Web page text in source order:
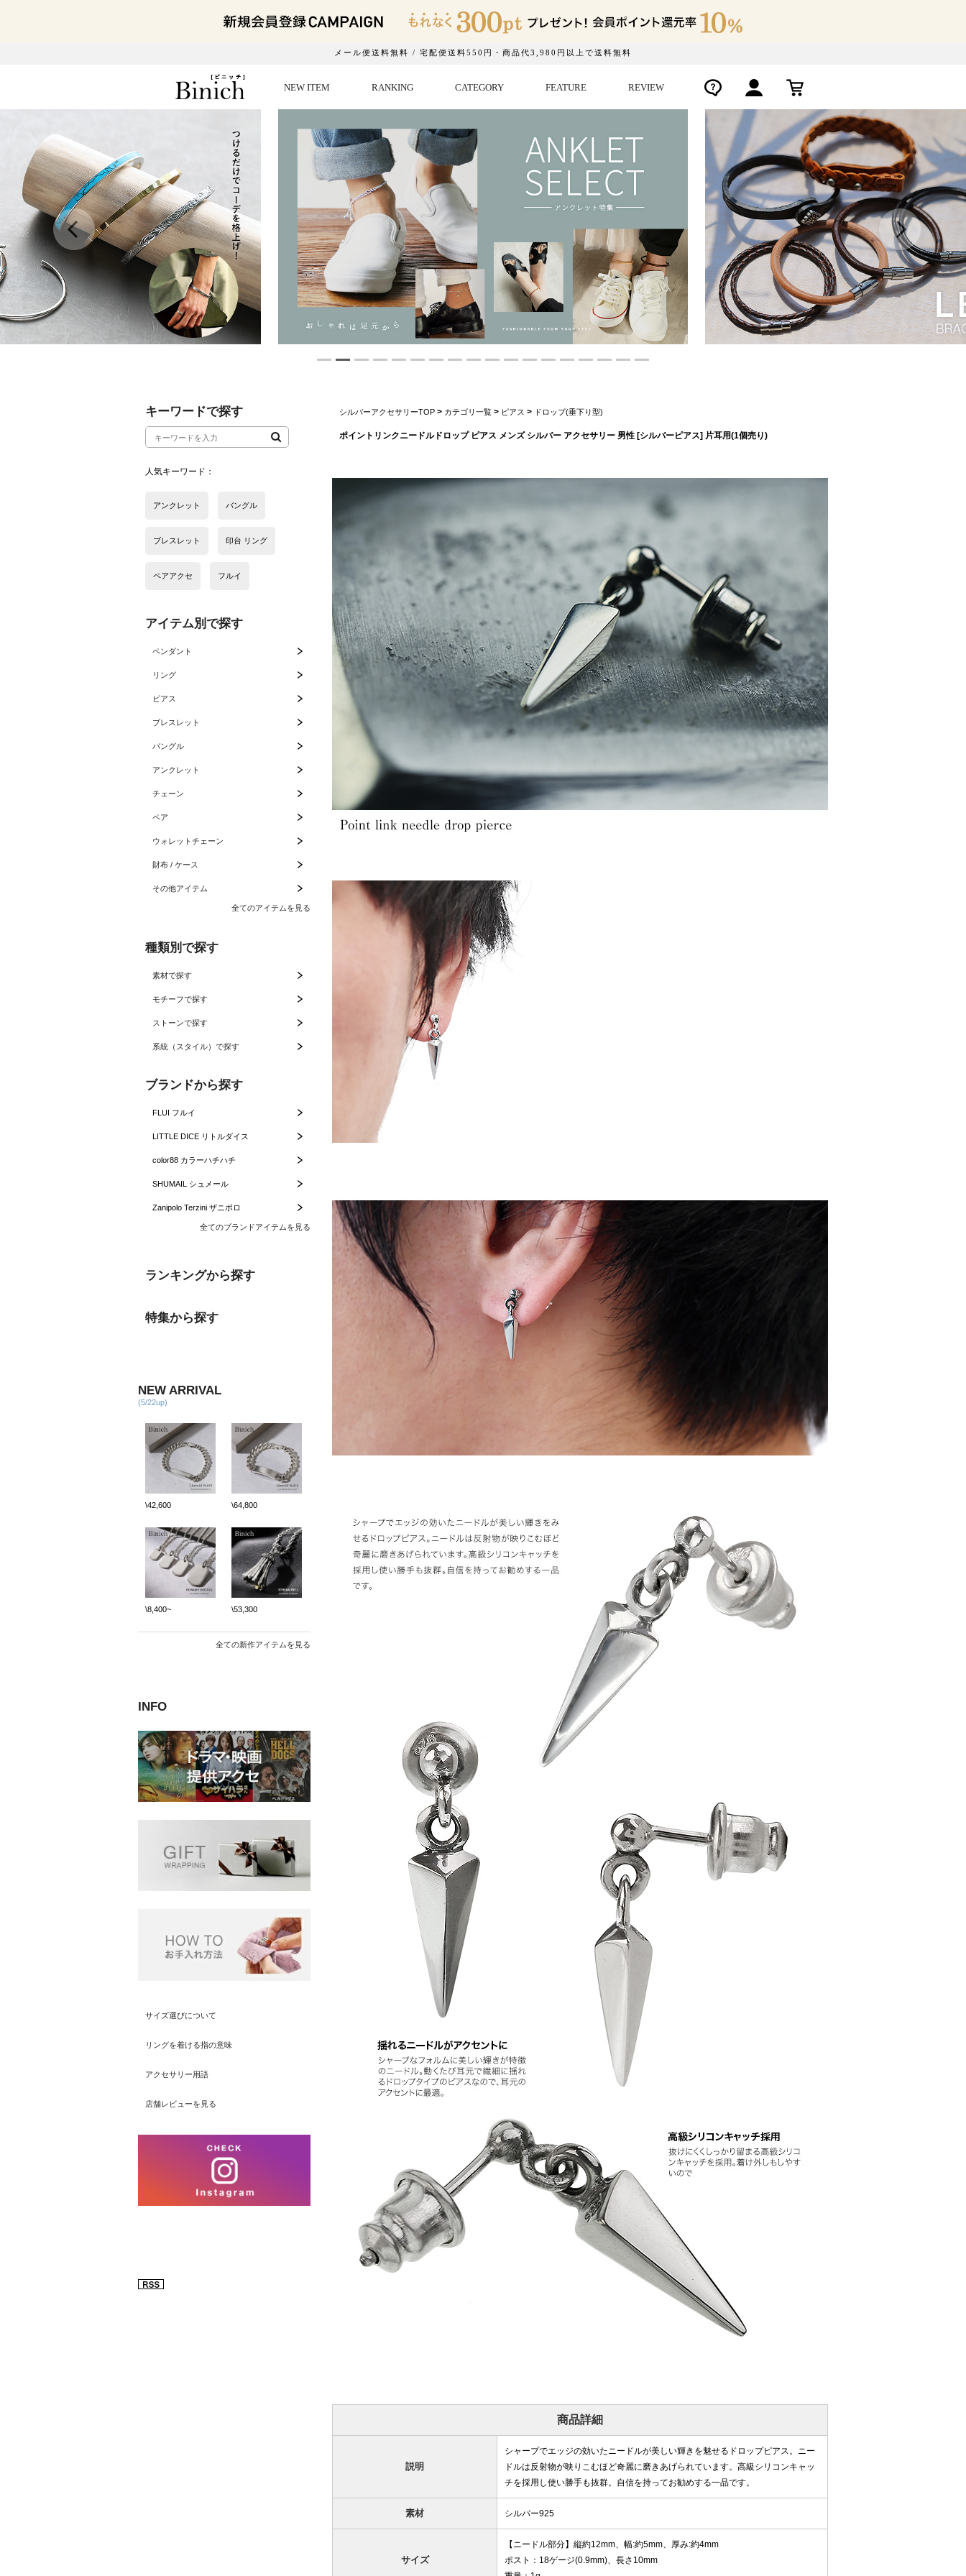
アイテム別で探す
ペンダント
リング
ピアス
ブレスレット
バングル
アンクレット
チェーン
ペア
ウォレットチェーン
財布 / ケース
その他アイテム
全てのアイテムを見る
種類別で探す
素材で探す
モチーフで探す
ストーンで探す
系統（スタイル）で探す
ブランドから探す
FLUI フルイ
LITTLE DICE リトルダイス
color88 カラーハチハチ
SHUMAIL シュメール
Zanipolo Terzini ザニポロ
全てのブランドアイテムを見る
ランキングから探す
特集から探す
シルバーアクセサリーTOP > カテゴリ一覧 > ピアス > ドロップ(垂下り型)
ポイントリンクニードルドロップ ピアス メンズ シルバー アクセサリー 男性 [シルバーピアス] 片耳用(1個売り)
商品詳細
説明
シャープでエッジの効いたニードルが美しい輝きを魅せるドロップピアス。ニー
ドルは反射物が映りこむほど奇麗に磨きあげられています。高級シリコンキャッ
チを採用し使い勝手も抜群。自信を持ってお勧めする一品です。
素材 シルバー925
サイズ
【ニードル部分】縦約12mm、幅:約5mm、厚み:約4mm
ポスト：18ゲージ(0.9mm)、長さ10mm